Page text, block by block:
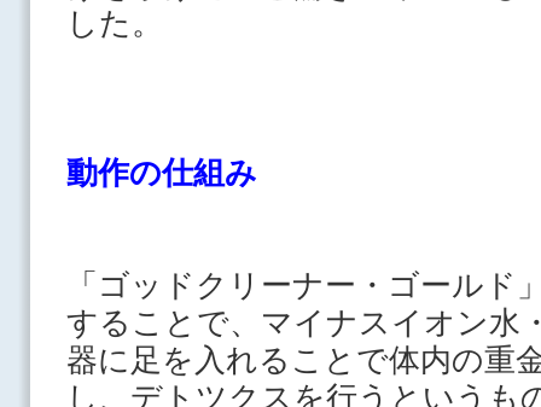
した。
動作の仕組み
「ゴッドクリーナー・ゴールド
することで、マイナスイオン水
器に足を入れることで体内の重
し、デトツ クスを行うというも